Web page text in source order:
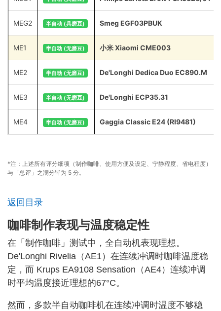
MEG2 半自动 (具磨豆) Smeg EGF03PBUK
ME1 半自动 (无磨豆) 小米 Xiaomi CME003
ME2 半自动 (无磨豆) De'Longhi Dedica Duo EC890.M
ME3 半自动 (无磨豆) De'Longhi ECP35.31
ME4 半自动 (无磨豆) Gaggia Classic E24 (RI9481)
*注：上述所有评分细项（制作咖啡、使用方便及设定、宁静程度、省电程度）
与「总评」之满分皆为 5 分。
返回目录
咖啡制作表现与温度稳定性
在「制作咖啡」测试中，全自动机表现理想。
De'Longhi Rivelia（AE1）在连续冲调时咖啡温度稳
定，而 Krups EA9108 Sensation（AE4）连续冲调
时平均温度接近理想的67°C。
然而，多款半自动咖啡机在连续冲调时温度不够稳